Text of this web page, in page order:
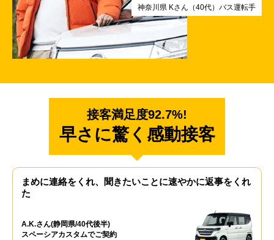
神奈川県 Kさん（40代）バス運転手
接客満足度92.7%!
早さに驚く感動接客
まめに連絡をくれ、聞きたいことに速やかに返事をくれ
た
A.K.さん(静岡県/40代後半)
スペーシアカスタムでご契約